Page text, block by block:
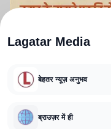
CORRECTIONS POLICY
Lagatar Media
बेहतर न्यूज़ अनुभव
ब्राउज़र में ही